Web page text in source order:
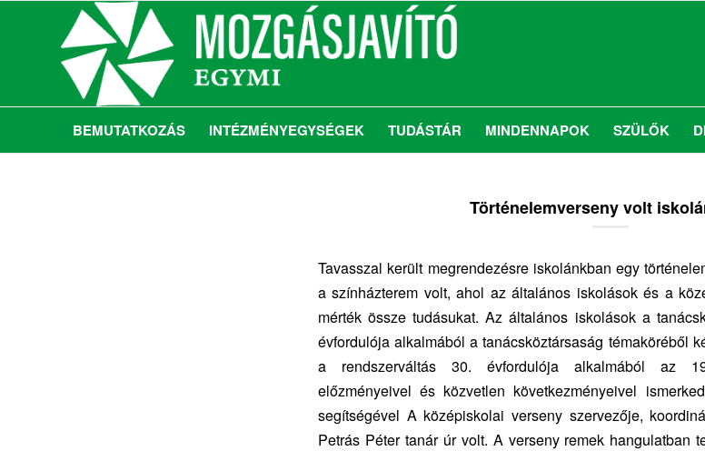
BEMUTATKOZÁS INTÉZMÉNYEGYSÉGEK TUDÁSTÁR MINDENNAPOK SZÜLŐK
Történelemverseny volt
Tavasszal került megrendezésre iskolánkban egy
a színházterem volt, ahol az általános iskolások és a
mérték össze tudásukat. Az általános iskolások a
évfordulója alkalmából a tanácsköztársaság témaköréből
a rendszerváltás 30. évfordulója alkalmából az
előzményeivel és közvetlen következményeivel
segítségével A középiskolai verseny szervezője,
Petrás Péter tanár úr volt. A verseny remek hangulatban